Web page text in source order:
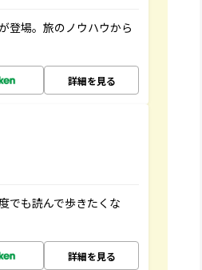
登場。旅のノウハウから
詳細を見る
でも読んで歩きたくな
詳細を見る